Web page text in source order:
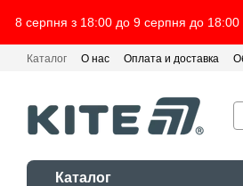
8 серпня з 18:00 до 9 серпня до 18:00
Каталог О нас Оплата и доставка
Каталог